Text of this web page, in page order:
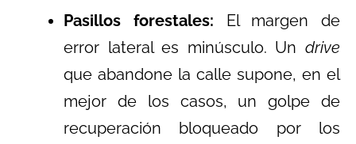
Pasillos forestales: El margen de
error lateral es minúsculo. Un drive
que abandone la calle supone, en el
mejor de los casos, un golpe de
recuperación bloqueado por los